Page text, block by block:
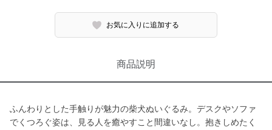
お気に入りに追加する
商品説明
ふんわりとした手触りが魅力の柴犬ぬいぐるみ。デスクやソファ
でくつろぐ姿は、見る人を癒やすこと間違いなし。抱きしめたく